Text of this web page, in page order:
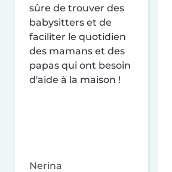
sûre de trouver des
babysitters et de
faciliter le quotidien
des mamans et des
papas qui ont besoin
d'aide à la maison !
Nerina